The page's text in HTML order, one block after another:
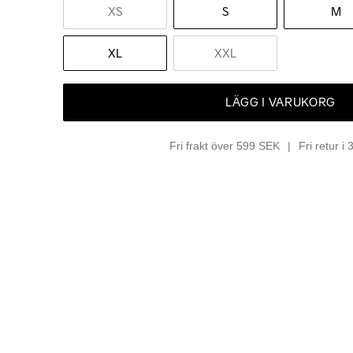
XS S M
XL XXL
LÄGG I VARUKORG
Fri frakt över 599 SEK Fri retur i